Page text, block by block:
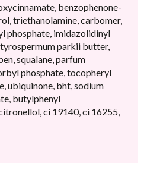
benzophenone-
triethanolamine, carbomer,
phosphate, imidazolidinyl
parkii butter,
squalane, parfum
phosphate, tocopheryl
ubiquinone, bht, sodium
butylphenyl
ci 19140, ci 16255,